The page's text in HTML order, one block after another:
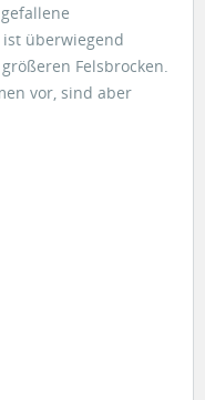
überwiegend
Felsbrocken.
vor, sind aber